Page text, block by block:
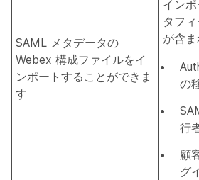
SAML メタデータの
Webex 構成ファイルをイ
ンポートすることができま
す
イン
タフ
が含
の
行
顧
グ